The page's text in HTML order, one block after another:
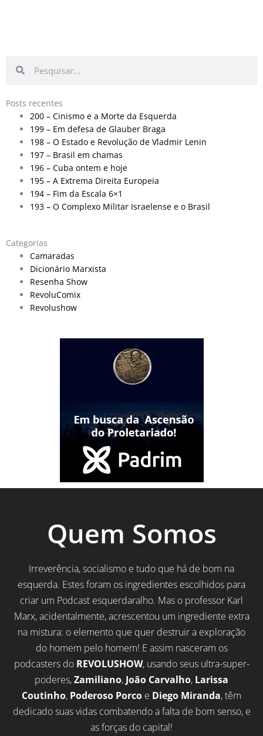
Posts recentes
200 – Cinismo e a Morte da Esquerda
199 – Em defesa de Glauber Braga
198 – O Estado e Revolução de Vladmir Lenin
197 – Brasil em chamas
196 – Cuba ontem e hoje
195 – A Extrema Direita Europeia
194 – Fim da Escala 6×1
193 – O Complexo Militar Israelense e o Brasil
Categorias
Camaradas
Dicionário Marxista
Resenha Show
RevoluComix
Revolushow
Quem Somos
Irreverência, socialismo e tudo que há de bom na
esquerda. Estes foram os ingredientes escolhidos para
criar um Podcast esquerdaralho. Mas o professor Karl
Marx, acidentalmente, acrescentou um ingrediente extra
na mistura: o elemento que quer destruir a exploração
do homem pelo homem! E assim nasceram os
podcasters do REVOLUSHOW, usando seus ultra-super-
poderes,Zamiliano, João Carvalho, Larissa
Coutinho, Poderoso Porco e Diego Miranda, têm
dedicado suas vidas combatendo a falta de bom senso, e
as forças do capital!